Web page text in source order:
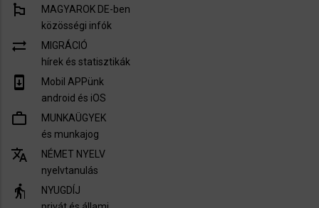
emoji_flags
MAGYAROK DE-ben
közösségi infók
sync_alt
MIGRÁCIÓ
hírek és statisztikák
system_update
Mobil APPünk
android és iOS
work_outline
MUNKAÜGYEK
és munkajog
translate
NÉMET NYELV
nyelvtanulás
elderly
NYUGDÍJ